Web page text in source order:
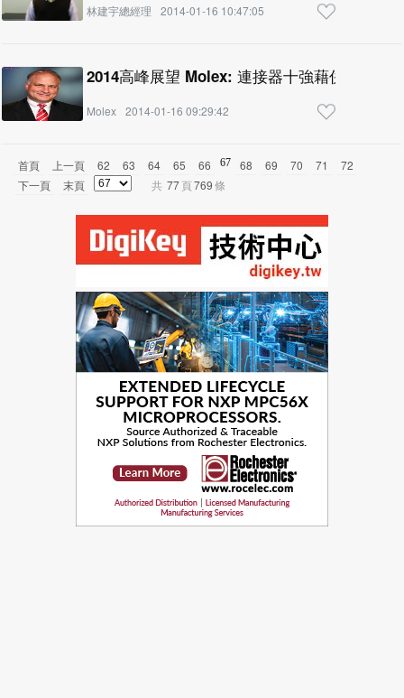
林建宇總經理 2014-01-16 10:47:05
2014高峰展望 Molex: 連接器十強藉併購擴
Molex 2014-01-16 09:29:42
首頁 上一頁 62 63 64 65 66 67 68 69 70 71
72
下一頁
末頁 共 77頁769條